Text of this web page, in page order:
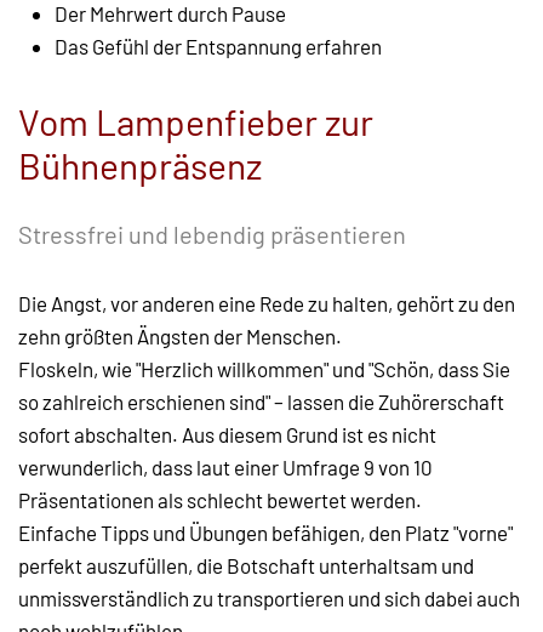
Der Mehrwert durch Pause
Das Gefühl der Entspannung erfahren
Vom Lampenfieber zur
Bühnenpräsenz
Stressfrei und lebendig präsentieren
Die Angst, vor anderen eine Rede zu halten, gehört zu den
zehn größten Ängsten der Menschen.
Floskeln, wie "Herzlich willkommen" und "Schön, dass Sie
so zahlreich erschienen sind" – lassen die Zuhörerschaft
sofort abschalten. Aus diesem Grund ist es nicht
verwunderlich, dass laut einer Umfrage 9 von 10
Präsentationen als schlecht bewertet werden.
Einfache Tipps und Übungen befähigen, den Platz "vorne"
perfekt auszufüllen, die Botschaft unterhaltsam und
unmissverständlich zu transportieren und sich dabei auch